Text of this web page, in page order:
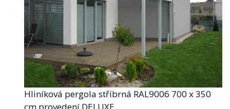
Hliníková pergola stříbrná RAL9006 700 x 350